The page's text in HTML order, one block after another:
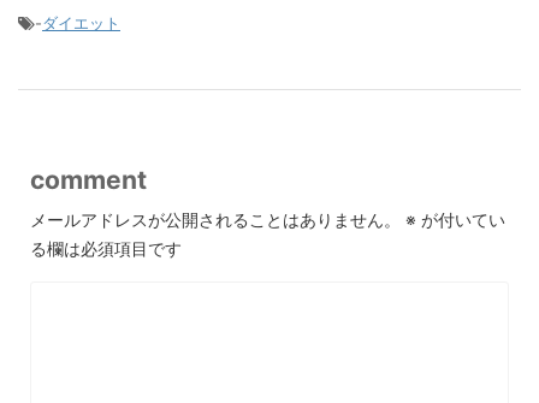
-ダイエット
comment
メールアドレスが公開されることはありません。 ※ が付いてい
る欄は必須項目です